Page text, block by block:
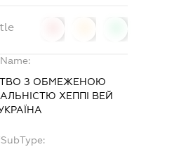
З ОБМЕЖЕНОЮ
ХЕППІ ВЕЙ